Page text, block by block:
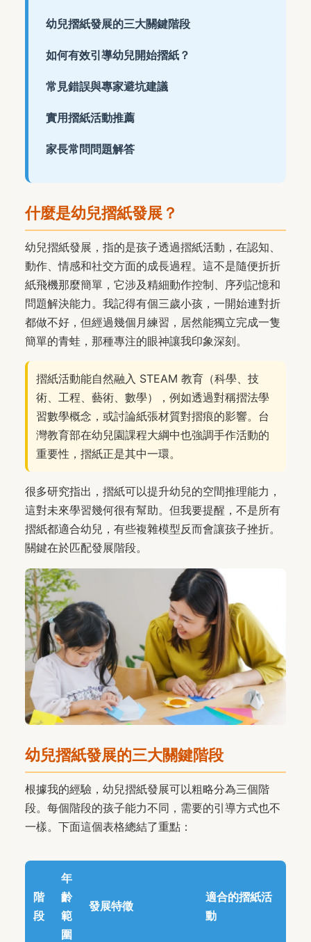
幼兒摺紙發展的三大關鍵階段
如何有效引導幼兒開始摺紙？
常見錯誤與專家避坑建議
實用摺紙活動推薦
家長常問問題解答
什麼是幼兒摺紙發展？
幼兒摺紙發展，指的是孩子透過摺紙活動，在認知、
動作、情感和社交方面的成長過程。這不是隨便折折
紙飛機那麼簡單，它涉及精細動作控制、序列記憶和
問題解決能力。我記得有個三歲小孩，一開始連對折
都做不好，但經過幾個月練習，居然能獨立完成一隻
簡單的青蛙，那種專注的眼神讓我印象深刻。
摺紙活動能自然融入 STEAM 教育（科學、技
術、工程、藝術、數學），例如透過對稱摺法學
習數學概念，或討論紙張材質對摺痕的影響。台
灣教育部在幼兒園課程大綱中也強調手作活動的
重要性，摺紙正是其中一環。
很多研究指出，摺紙可以提升幼兒的空間推理能力，
這對未來學習幾何很有幫助。但我要提醒，不是所有
摺紙都適合幼兒，有些複雜模型反而會讓孩子挫折。
關鍵在於匹配發展階段。
幼兒摺紙發展的三大關鍵階段
根據我的經驗，幼兒摺紙發展可以粗略分為三個階
段。每個階段的孩子能力不同，需要的引導方式也不
一樣。下面這個表格總結了重點：
階
段
年
齡
範
圍
發展特徵
適合的摺紙活
動